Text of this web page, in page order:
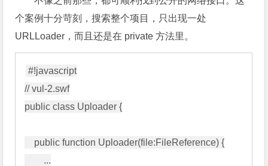
个案例十分苛刻，搜索整个项目，只出现一处
URLLoader，而且还是在 private 方法里。
#!javascript
// vul-2.swf
public class Uploader {